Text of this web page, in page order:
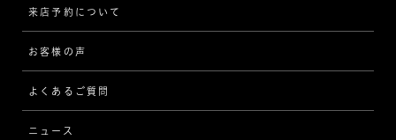
コンビネーション
[フォルムから選ぶ]
ストレート
ウェーブ
ネックレス/ペンダント
ピアス/イヤリング
ブレスレット
歴史
企業の取り組み
サービスについて
アフターサービス
MESSAGE IN DIAMOND
品質保証
来店予約について
お客様の声
よくあるご質問
ニュース